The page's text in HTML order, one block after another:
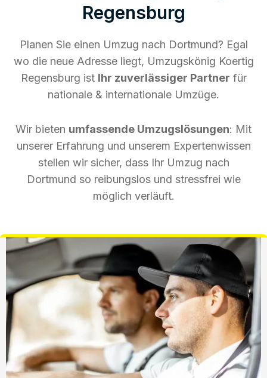
Regensburg
Planen Sie einen Umzug nach Dortmund? Egal
wo die neue Adresse liegt, Umzugskönig Koertig
Regensburg ist Ihr zuverlässiger Partner für
nationale & internationale Umzüge.
Wir bieten umfassende Umzugslösungen: Mit
unserer Erfahrung und unserem Expertenwissen
stellen wir sicher, dass Ihr Umzug nach
Dortmund so reibungslos und stressfrei wie
möglich verläuft.